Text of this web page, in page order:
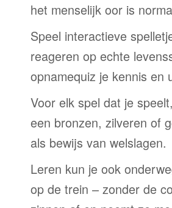
het menselijk oor is
Speel interactieve
reageren op echte
opnamequiz je kennis en
Voor elk spel dat je
een bronzen, zilveren of
als bewijs van welslagen.
Leren kun je ook
op de trein – zonder de